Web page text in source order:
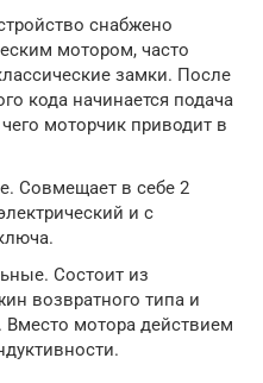
снабжено
мотором, часто
замки. После
кода начинается подача
моторчик приводит в
Совмещает в себе 2
и с
Состоит из
возвратного типа и
мотора действием